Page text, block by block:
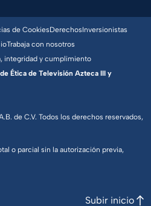
de C.V. Todos los derechos reservados,
o parcial sin la autorización previa,
de CookiesDerechosInversionistas
Trabaja con nosotros
integridad y cumplimiento
Ética de Televisión Azteca III y
Subir inicio